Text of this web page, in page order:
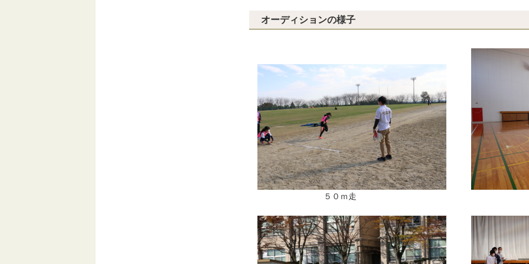
オーディションの様子
５０ｍ走 反復横